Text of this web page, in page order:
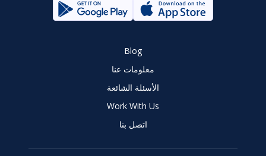
Blog
معلومات عنا
الأسئلة الشائعة
Work With Us
اتصل بنا